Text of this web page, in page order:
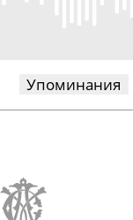
Упоминания